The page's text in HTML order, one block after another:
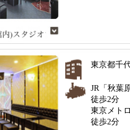
東京都千
JR「秋葉
徒歩2分
東京メト
徒歩2分